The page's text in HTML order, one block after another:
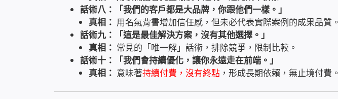
話術八：「我們的客戶都是大品牌，你跟他們一樣。」
真相： 用名氣背書增加信任感，但未必代表實際案例的成果品質。
話術九：「這是最佳解決方案，沒有其他選擇。」
真相： 常見的「唯一解」話術，排除競爭，限制比較。
話術十：「我們會持續優化，讓你永遠走在前端。」
真相： 意味著持續付費，沒有終點，形成長期依賴，無止境付費。